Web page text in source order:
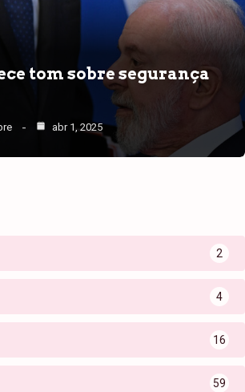
tom sobre segurança
abr 1, 2025
2
4
16
59